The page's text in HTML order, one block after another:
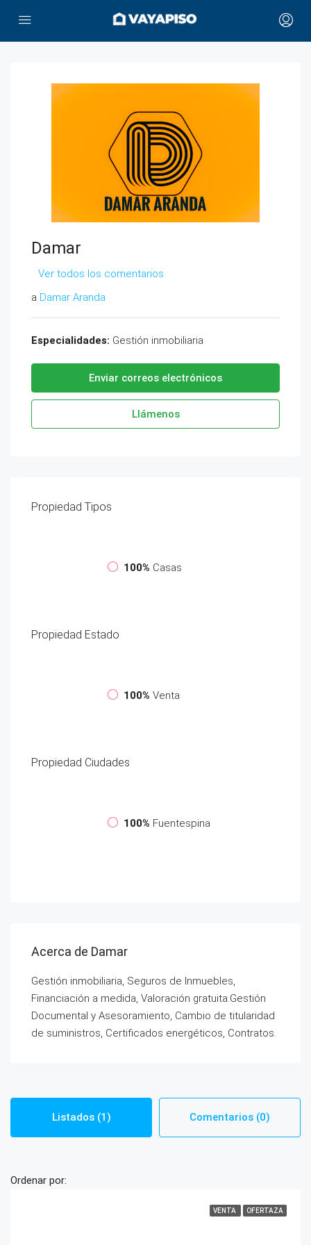
Damar
Ver todos los comentarios
a Damar Aranda
Especialidades: Gestión inmobiliaria
Enviar correos electrónicos
Llámenos
Propiedad Tipos
100% Casas
Propiedad Estado
100% Venta
Propiedad Ciudades
100% Fuentespina
Acerca de Damar
Gestión inmobiliaria, Seguros de Inmuebles,
Financiación a medida, Valoración gratuita.Gestión
Documental y Asesoramiento, Cambio de titularidad
de suministros, Certificados energéticos, Contratos.
Listados (1) Comentarios (0)
Ordenar por:
VENTA OFERTAZA